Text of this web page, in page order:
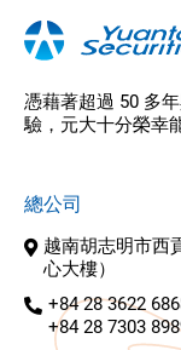
憑藉著超過 50 多
驗，元大十分榮幸
總公司
越南胡志明市西
心大樓）
+84 28 3622
+84 28 7303